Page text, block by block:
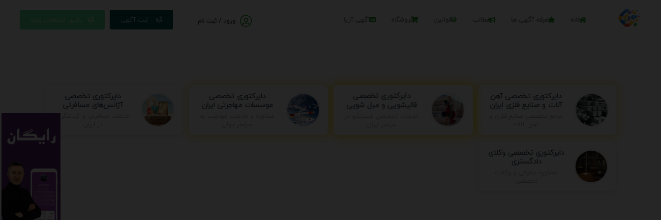
ثبت آگهی ورود / ثبت نام خانه تعرفه آگهی ها مطالب قوانین فروشگاه آگهی آریا
دایرکتوری تخصصی آهن
آلات و صنایع فلزی ایران
دایرکتوری تخصصی
قالیشویی و مبل شویی
دایرکتوری تخصصی
موسسات مهاجرتی ایران
دایرکتوری تخصصی
آژانس‌های مسافرتی
خدمات مسافرتی و گردشگری
دایرکتوری تخصصی وکلای
دادگستری